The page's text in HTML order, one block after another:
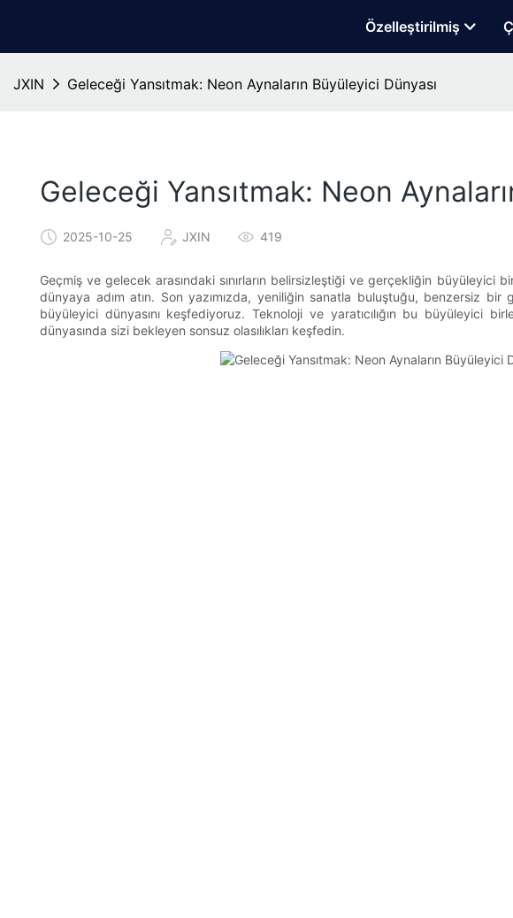
Özelleştirilmiş
JXIN Geleceği Yansıtmak: Neon Aynaların Büyüleyici Dünyası
Geleceği Yansıtmak: Neon
2025-10-25 JXIN 419
Geçmiş ve gelecek arasındaki sınırların belirsizleştiği ve gerçekliğin büyüleyici
dünyaya adım atın. Son yazımızda, yeniliğin sanatla buluştuğu, benzersiz bir
büyüleyici dünyasını keşfediyoruz. Teknoloji ve yaratıcılığın bu büyüleyici
dünyasında sizi bekleyen sonsuz olasılıkları keşfedin.